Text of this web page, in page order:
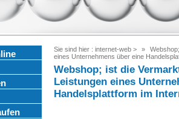
Sie sind hier : internet-web >
eines Unternehmens über eine
Webshop; ist die
Leistungen eines
Handelsplattform im